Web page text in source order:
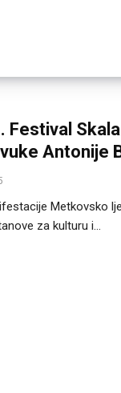
Festival
Antonije
za kulturu i...